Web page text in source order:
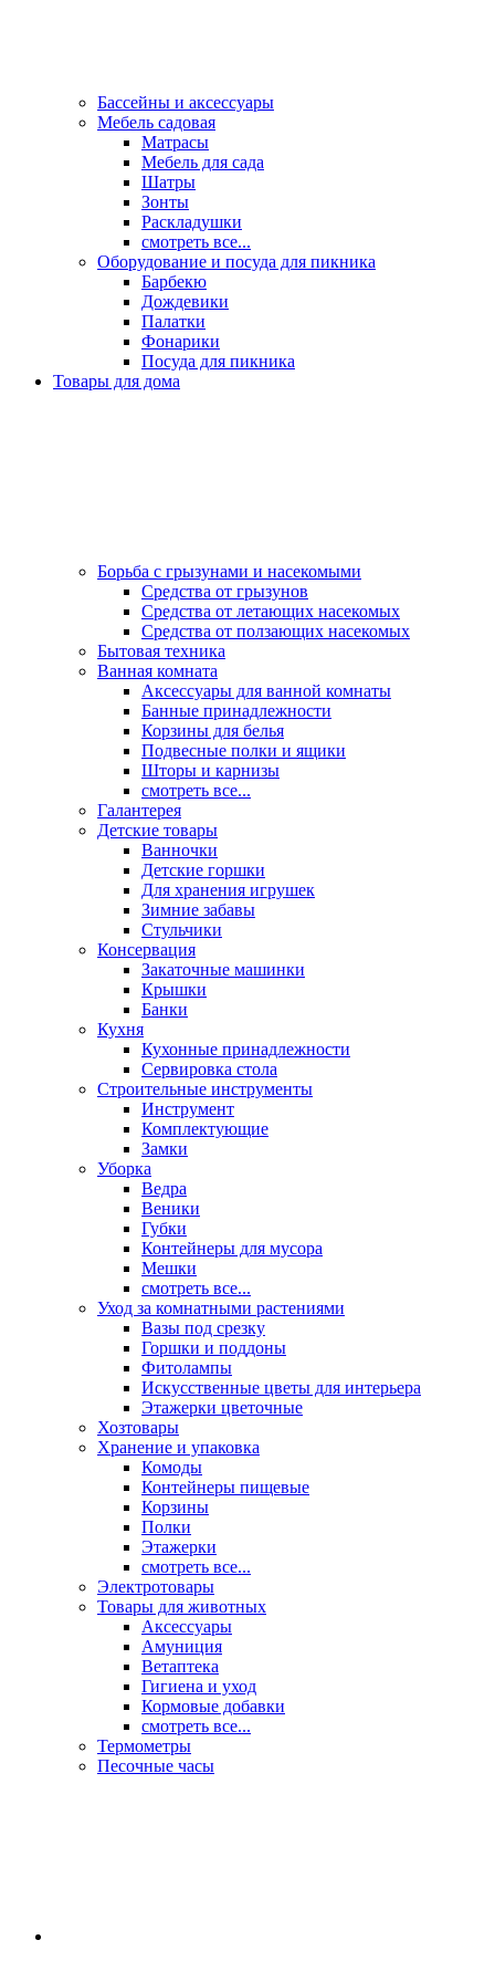
Бассейны и аксессуары
Мебель садовая
Матрасы
Мебель для сада
Шатры
Зонты
Раскладушки
смотреть все...
Оборудование и посуда для пикника
Барбекю
Дождевики
Палатки
Фонарики
Посуда для пикника
Товары для дома
Борьба с грызунами и насекомыми
Средства от грызунов
Средства от летающих насекомых
Средства от ползающих насекомых
Бытовая техника
Ванная комната
Аксессуары для ванной комнаты
Банные принадлежности
Корзины для белья
Подвесные полки и ящики
Шторы и карнизы
смотреть все...
Галантерея
Детские товары
Ванночки
Детские горшки
Для хранения игрушек
Зимние забавы
Стульчики
Консервация
Закаточные машинки
Крышки
Банки
Кухня
Кухонные принадлежности
Сервировка стола
Строительные инструменты
Инструмент
Комплектующие
Замки
Уборка
Ведра
Веники
Губки
Контейнеры для мусора
Мешки
смотреть все...
Уход за комнатными растениями
Вазы под срезку
Горшки и поддоны
Фитолампы
Искусственные цветы для интерьера
Этажерки цветочные
Хозтовары
Хранение и упаковка
Комоды
Контейнеры пищевые
Корзины
Полки
Этажерки
смотреть все...
Электротовары
Товары для животных
Аксессуары
Амуниция
Ветаптека
Гигиена и уход
Кормовые добавки
смотреть все...
Термометры
Песочные часы